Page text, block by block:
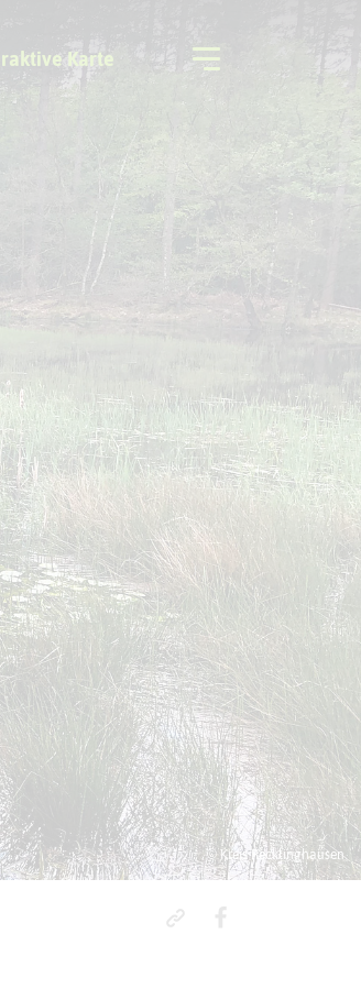
Karte
Freizeitregion
© Kreis Recklinghausen